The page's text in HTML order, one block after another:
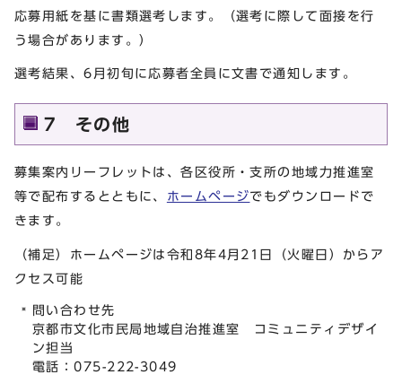
応募用紙を基に書類選考します。（選考に際して面接を行
う場合があります。）
選考結果、6月初旬に応募者全員に文書で通知します。
7 その他
募集案内リーフレットは、各区役所・支所の地域力推進室
等で配布するとともに、 ホームページでもダウンロードで
きます。
（補足）ホームページは令和8年4月21日（火曜日）からア
クセス可能
問い合わせ先
京都市文化市民局地域自治推進室 コミュニティデザイ
ン担当
電話：075-222-3049